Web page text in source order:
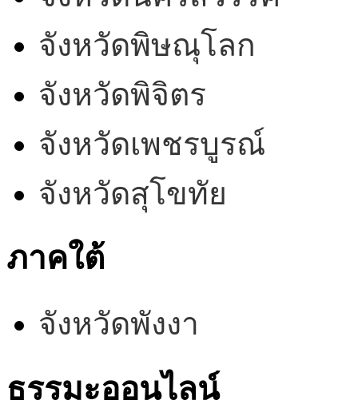
จังหวัดพิษณุโลก
จังหวัดพิจิตร
จังหวัดเพชรบูรณ์
จังหวัดสุโขทัย
ภาคใต้
จังหวัดพังงา
ธรรมะออนไลน์